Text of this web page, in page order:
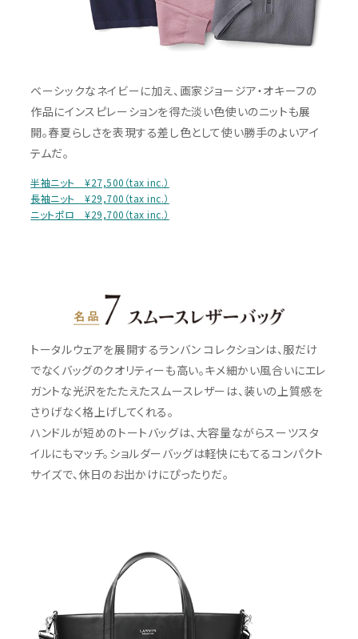
ベーシックなネイビーに加え、画家ジョージア・オキーフの
作品にインスピレーションを得た淡い色使いのニットも展
開。春夏らしさを表現する差し色として使い勝手のよいアイ
テムだ。
半袖ニット ¥27,500（tax inc.）
長袖ニット ¥29,700（tax inc.）
ニットポロ ¥29,700（tax inc.）
トータルウェアを展開するランバン コレクションは、服だけ
でなくバッグのクオリティーも高い。キメ細かい風合いにエレ
ガントな光沢をたたえたスムースレザーは、装いの上質感を
さりげなく格上げしてくれる。
ハンドルが短めのトートバッグは、大容量ながらスーツスタ
イルにもマッチ。ショルダーバッグは軽快にもてるコンパクト
サイズで、休日のお出かけにぴったりだ。